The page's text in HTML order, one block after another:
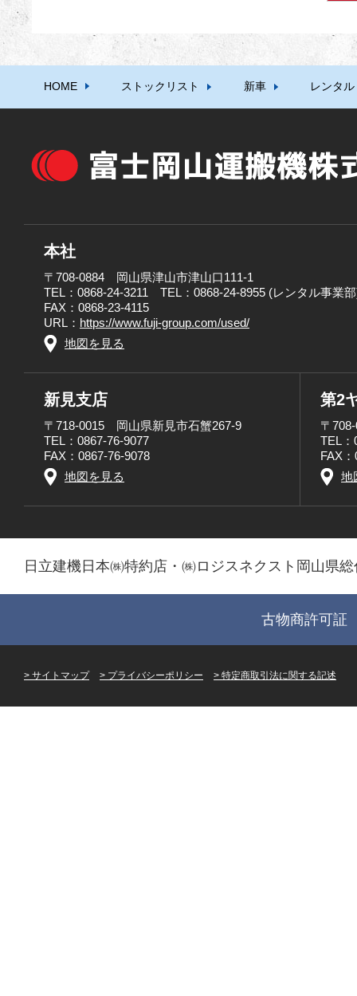
HOME ストックリスト 新車 レンタル
本社
〒708-0884 岡山県津山市津山口111-1
TEL：0868-24-3211 TEL：0868-24-8955 (レンタル事業
FAX：0868-23-4115
URL： https://www.fuji-group.com/used/
地図を見る
新見支店
〒718-0015 岡山県新見市石蟹267-9
TEL：0867-76-9077
FAX：0867-76-9078
地図を見る
第2
〒
TEL：
FAX
地
日立建機日本㈱特約店・㈱ロジスネクスト岡山県
古物商許可
サイトマップ プライバシーポリシー 特定商取引法に関する記述